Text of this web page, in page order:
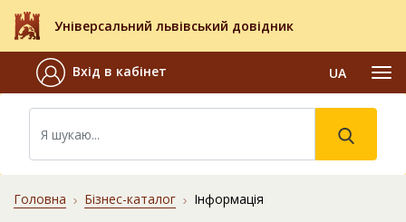
Універсальний львівський довідник
Вхід в кабінет UA
Головна Бізнес-каталог Інформація